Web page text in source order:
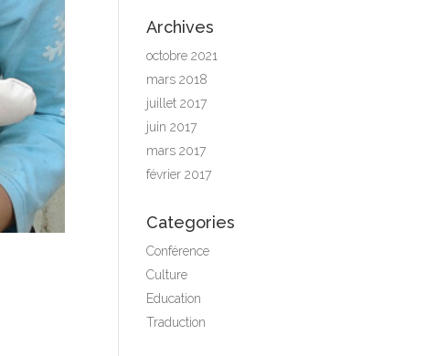
Archives
octobre 2021
mars 2018
juillet 2017
juin 2017
mars 2017
février 2017
Categories
Conférence
Culture
Education
Traduction